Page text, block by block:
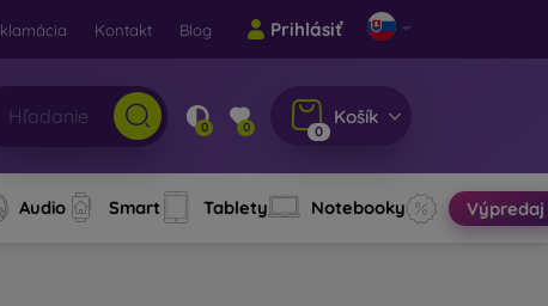
Kontakt Blog Prihlásiť
0 0 0
Košík
Audio Smart Tablety Notebooky Výpredaj